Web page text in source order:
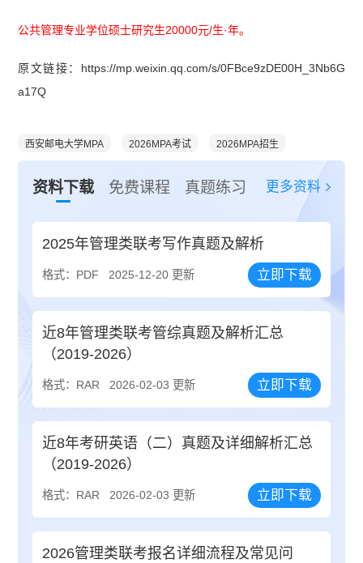
公共管理专业学位硕士研究生20000元/生·年。
原文链接：https://mp.weixin.qq.com/s/0FBce9zDE00H_3Nb6G
a17Q
西安邮电大学MPA 2026MPA考试 2026MPA招生
资料下载 免费课程 真题练习 更多资料
2025年管理类联考写作真题及解析
格式：PDF 2025-12-20 更新 立即下载
近8年管理类联考管综真题及解析汇总
（2019-2026）
格式：RAR 2026-02-03 更新 立即下载
近8年考研英语（二）真题及详细解析汇总
（2019-2026）
格式：RAR 2026-02-03 更新 立即下载
2026管理类联考报名详细流程及常见问